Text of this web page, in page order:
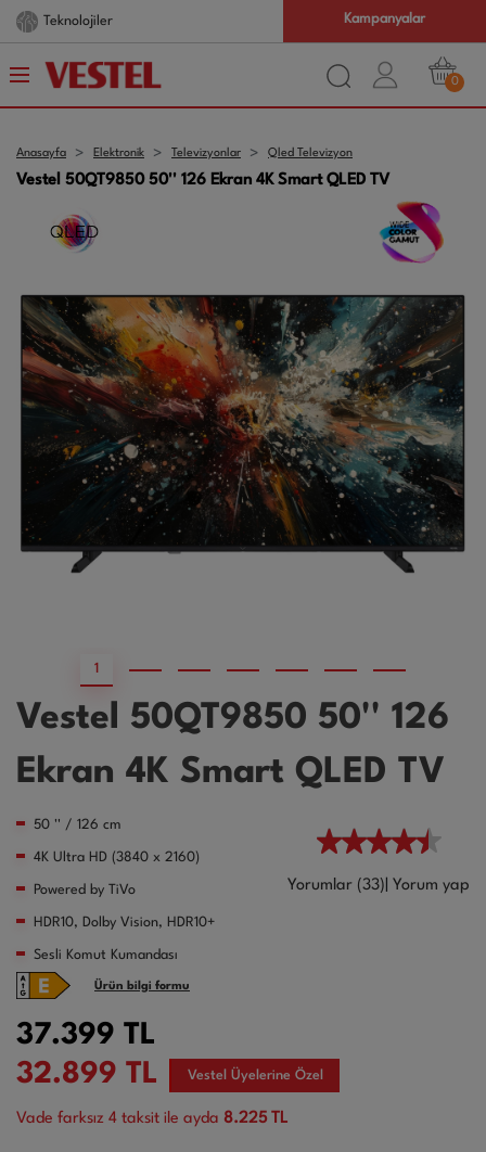
Farkı Kampanyalar
0
Anasayfa Elektronik Televizyonlar Qled Televizyon
Vestel 50QT9850 50'' 126 Ekran 4K Smart QLED TV
1
Vestel 50QT9850 50'' 126
Ekran 4K Smart QLED TV
50 '' / 126 cm
4K Ultra HD (3840 x 2160)
Powered by TiVo
HDR10, Dolby Vision, HDR10+
Sesli Komut Kumandası
Yorumlar (33) Yorum yap
Ürün bilgi formu
37.399 TL
32.899 TL Vestel Üyelerine Özel
Vade farksız 4 taksit ile ayda 8.225 TL